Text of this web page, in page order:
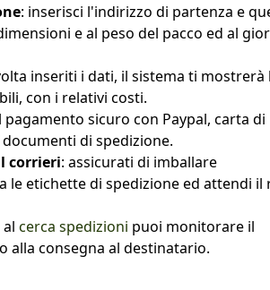
: inserisci l'indirizzo di partenza e
e al peso del pacco ed al
inseriti i dati, il sistema ti mostrerà
con i relativi costi.
pagamento sicuro con Paypal, carta di
di spedizione.
corrieri: assicurati di imballare
le etichette di spedizione ed attendi il
al cerca spedizioni puoi monitorare il
alla consegna al destinatario.